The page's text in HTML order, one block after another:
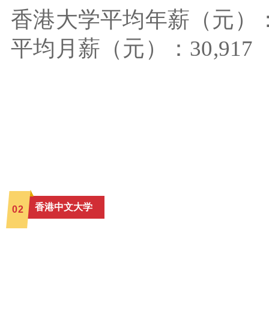
香港大学平均年薪（元）
平均月薪（元）：30,917
02 香港中文大学